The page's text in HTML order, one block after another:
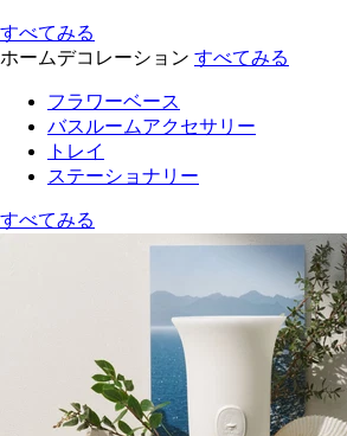
すべてみる
ホームデコレーション すべてみる
フラワーベース
バスルームアクセサリー
トレイ
ステーショナリー
すべてみる